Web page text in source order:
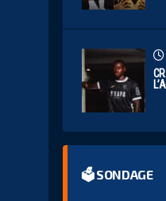
🗳 SONDAGE